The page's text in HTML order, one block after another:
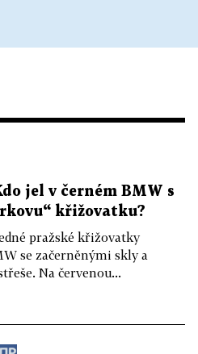
jel v černém BMW s
křižovatku?
pražské křižovatky
se začerněnými skly a
Na červenou...